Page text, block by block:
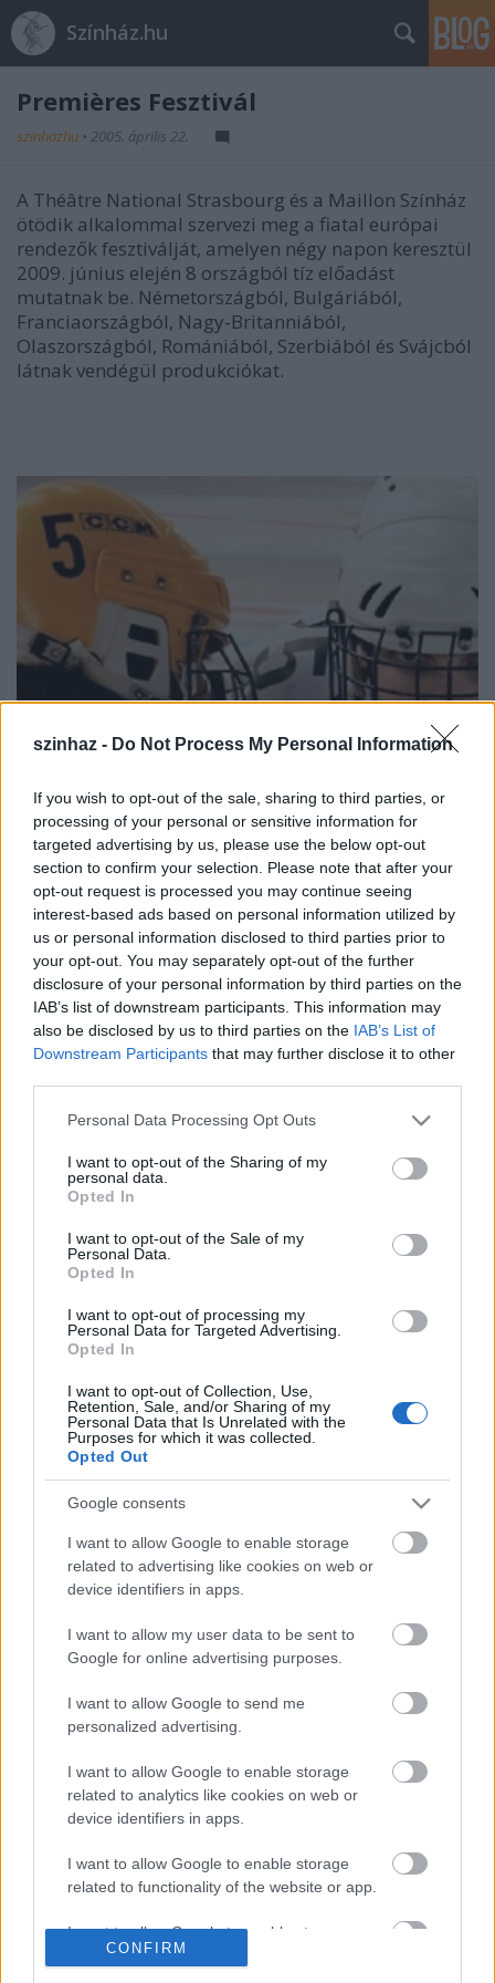
szinhaz - Do Not Process My Personal Information
If you wish to opt-out of the sale, sharing to third parties, or
processing of your personal or sensitive information for
targeted advertising by us, please use the below opt-out
section to confirm your selection. Please note that after your
opt-out request is processed you may continue seeing
interest-based ads based on personal information utilized by
us or personal information disclosed to third parties prior to
your opt-out. You may separately opt-out of the further
disclosure of your personal information by third parties on the
IAB’s list of downstream participants. This information may
also be disclosed by us to third parties on the IAB’s List of
Downstream Participants that may further disclose it to other
Please note that this website/app uses one or more Google
not limited to your visit or usage behaviour. You may click to
grant or deny consent to Google and its third-party tags to
use your data for below specified purposes in below Google
consent section.
Personal Data Processing Opt Outs
I want to opt-out of the Sharing of my
personal data.
Opted In
I want to opt-out of the Sale of my
Personal Data.
Opted In
I want to opt-out of processing my
Personal Data for Targeted Advertising.
Opted In
I want to opt-out of Collection, Use,
Retention, Sale, and/or Sharing of my
Personal Data that Is Unrelated with the
Purposes for which it was collected.
Opted Out
Google consents
I want to allow Google to enable storage
related to advertising like cookies on web or
device identifiers in apps.
I want to allow my user data to be sent to
Google for online advertising purposes.
I want to allow Google to send me
personalized advertising.
I want to allow Google to enable storage
related to analytics like cookies on web or
device identifiers in apps.
I want to allow Google to enable storage
related to functionality of the website or app.
I want to allow Google to enable storage
related to personalization.
CONFIRM
Színház.hu
Premières Fesztivál
szinhazhu • 2005. április 22.
A Théâtre National Strasbourg és a Maillon Színház
ötödik alkalommal szervezi meg a fiatal európai
rendezők fesztiválját, amelyen négy napon keresztül
2009. június elején 8 országból tíz előadást
mutatnak be. Németországból, Bulgáriából,
Franciaországból, Nagy-Britanniából,
Olaszországból, Romániából, Szerbiából és Svájcból
látnak vendégül produkciókat.
Nagy-Britanniát az
Philip Thornerendezte két Heiner Müller darab
előadása képviseli, Franciaországot pedig a TNS
növendékeként végzett
viszonyokat vizsgáló előadása. Egy másik francia
produkcióban Pessoa nyomán készült adaptáció
L'Étranger (Idegen) címmel kerül bemutatásra
Pierre Talleron rendezésében.
Forrás:ITI Magyar Központ
Ajánlott bejegyzések: